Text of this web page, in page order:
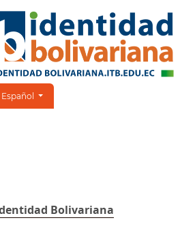
Cambiar el idioma. El idioma actual es:
Español
Bolivariana